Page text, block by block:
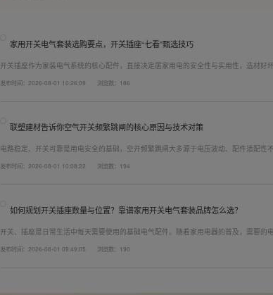
家用开关电气套装选购要点，开关插座“七看”甄选技巧
开关插座作为家装电气系统的核心配件，直接决定居家用电的安全性与实用性，选材好
键。联塑建材总结专业选购“七看”技巧，帮大家精准避坑，挑选安全耐用的开关插座产品。
发布时间：2026-08-01 10:26:09 浏览数：186
联塑建材告诉你空气开关频繁跳闸的核心原因与技术对策
电路稳定、开关可靠是用电安全的基础，空开频繁跳闸大多源于电压波动、配件适配性
套装产品，结构设计科学、稳压防护性能优异，可有效应对电压瞬变、电网波动等场景，
发布时间：2026-08-01 10:08:22 浏览数：194
如何规划开关插座数量与位置？靠谱家用开关电气套装品牌怎么选？
开关、插座是日常生活中每天需要使用的基础电气配件。随着家用电器的普及，需要的
键。如果装修时开关、插座的数量设置不够，或者开关、插座的位置设置不合理，会给今
发布时间：2026-08-01 09:49:05 浏览数：190